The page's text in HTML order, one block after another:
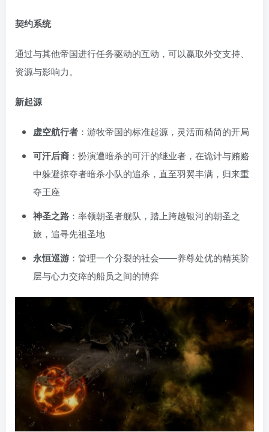
契约系统
通过与其他帝国进行任务驱动的互动，可以赢取外交支持、
资源与影响力。
新起源
虚空航行者 ：游牧帝国的标准起源，灵活而精简的开局
可汗后裔 ：扮演遭暗杀的可汗的继业者，在诡计与贿赂
中躲避掠夺者暗杀小队的追杀，直至羽翼丰满，归来重
夺王座
神圣之路 ：率领朝圣者舰队，踏上跨越银河的朝圣之
旅，追寻先祖圣地
永恒巡游 ：管理一个分裂的社会——养尊处优的精英阶
层与心力交瘁的船员之间的博弈